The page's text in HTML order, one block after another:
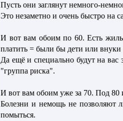
Пусть они заглянут немного-
Это незаметно и очень быстро на
И вот вам обоим по 60. Есть
платить = были бы дети или внуки
Да ещё и специально будут на
"группа риска".
И вот вам обоим уже за 70. Под
Болезни и немощь не позволяют
помыться.